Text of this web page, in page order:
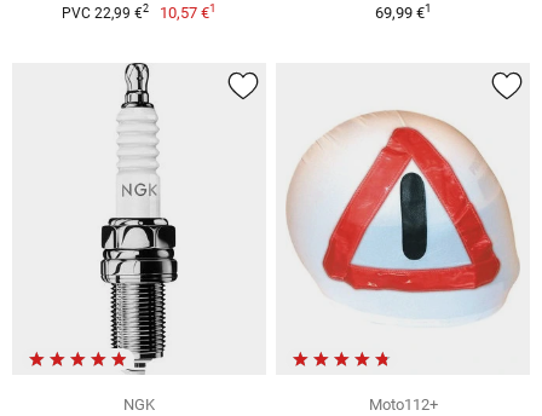
PVC 22,99 €2 10,57 €1 69,99 €1
NGK
Moto112+